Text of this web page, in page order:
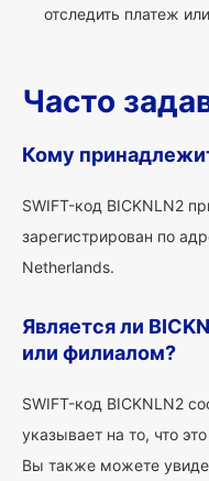
отследить платеж
Часто
Кому
SWIFT-код BICKNLN2
зарегистрирован по
Netherlands.
Является ли
или филиалом?
SWIFT-код BICKNLN2
указывает на то, что это
Вы также можете